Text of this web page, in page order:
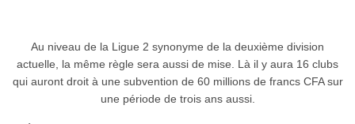
Au niveau de la Ligue 2 synonyme de la deuxième division
actuelle, la même règle sera aussi de mise. Là il y aura 16 clubs
qui auront droit à une subvention de 60 millions de francs CFA sur
une période de trois ans aussi.